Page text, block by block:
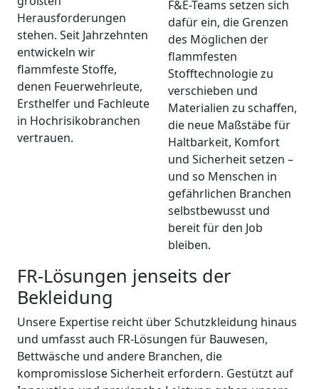
Herausforderungen
stehen. Seit Jahrzehnten
entwickeln wir
flammfeste Stoffe,
denen Feuerwehrleute,
Ersthelfer und Fachleute
in Hochrisikobranchen
vertrauen.
F&E-Teams setzen sich
dafür ein, die Grenzen
des Möglichen der
flammfesten
Stofftechnologie zu
verschieben und
Materialien zu schaffen,
die neue Maßstäbe für
Haltbarkeit, Komfort
und Sicherheit setzen –
und so Menschen in
gefährlichen Branchen
selbstbewusst und
bereit für den Job
bleiben.
FR-Lösungen jenseits der
Bekleidung
Unsere Expertise reicht über Schutzkleidung hinaus
und umfasst auch FR-Lösungen für Bauwesen,
Bettwäsche und andere Branchen, die
kompromisslose Sicherheit erfordern. Gestützt auf